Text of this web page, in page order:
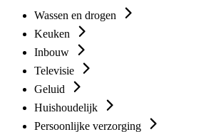
Wassen en drogen
Keuken
Inbouw
Televisie
Geluid
Huishoudelijk
Persoonlijke verzorging